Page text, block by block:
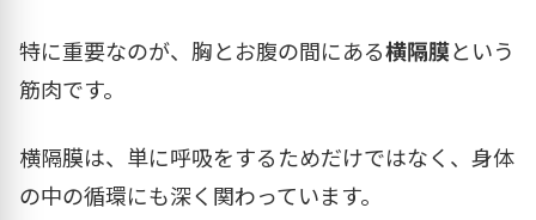
特に重要なのが、胸とお腹の間にある横隔膜という
筋肉です。
横隔膜は、単に呼吸をするためだけではなく、身体
の中の循環にも深く関わっています。